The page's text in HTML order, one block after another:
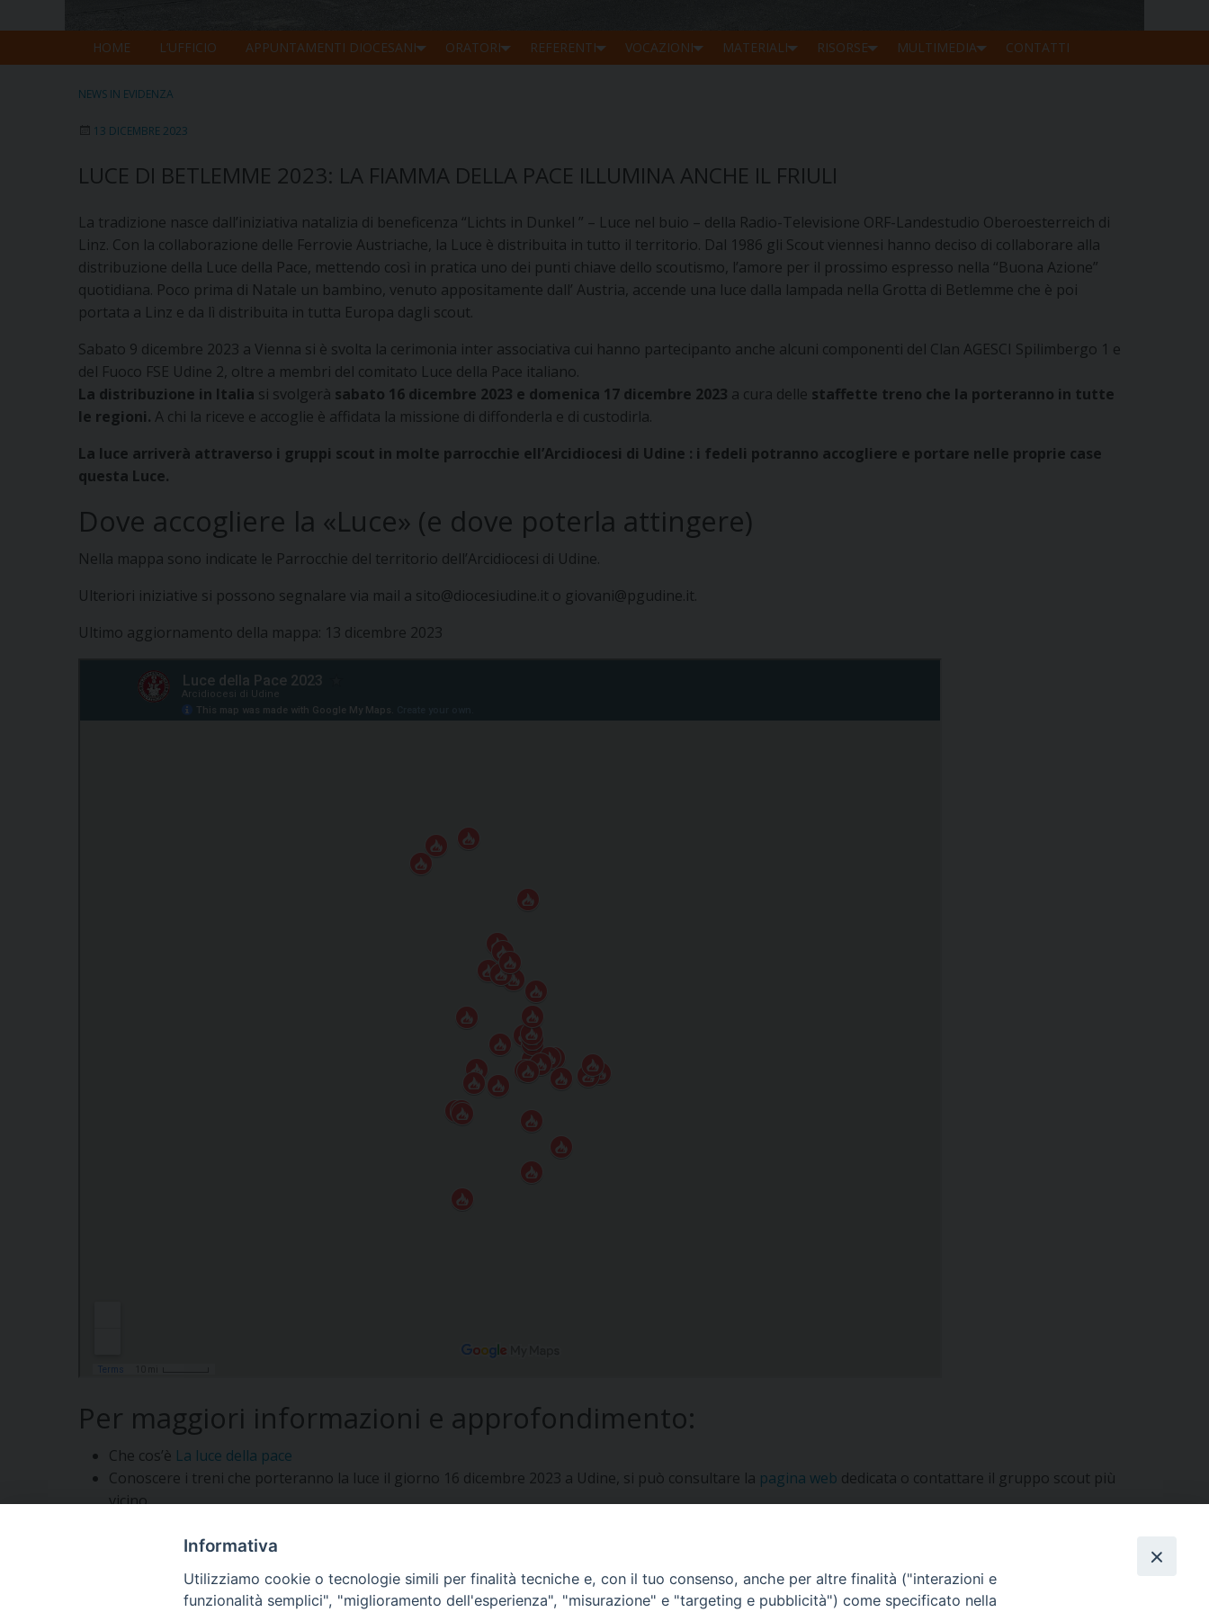
HOME L’UFFICIO APPUNTAMENTI DIOCESANI ORATORI REFERENTI VOCAZIONI MATERIALI RISORSE MULTIMEDIA CONTATTI
NEWS IN EVIDENZA
13 DICEMBRE 2023
LUCE DI BETLEMME 2023: LA FIAMMA DELLA PACE ILLUMINA ANCHE IL FRIULI
La tradizione nasce dall’iniziativa natalizia di beneficenza “Lichts in Dunkel ” – Luce nel buio – della Radio-Televisione ORF-Landestudio Oberoesterreich di
Linz. Con la collaborazione delle Ferrovie Austriache, la Luce è distribuita in tutto il territorio. Dal 1986 gli Scout viennesi hanno deciso di collaborare alla
distribuzione della Luce della Pace, mettendo così in pratica uno dei punti chiave dello scoutismo, l’amore per il prossimo espresso nella “Buona Azione”
quotidiana. Poco prima di Natale un bambino, venuto appositamente dall’ Austria, accende una luce dalla lampada nella Grotta di Betlemme che è poi
portata a Linz e da lì distribuita in tutta Europa dagli scout.
Sabato 9 dicembre 2023 a Vienna si è svolta la cerimonia inter associativa cui hanno partecipanto anche alcuni componenti del Clan AGESCI Spilimbergo 1 e
del Fuoco FSE Udine 2, oltre a membri del comitato Luce della Pace italiano.
La distribuzione in Italia si svolgerà sabato 16 dicembre 2023 e domenica 17 dicembre 2023 a cura delle staffette treno che la porteranno in tutte
le regioni. A chi la riceve e accoglie è affidata la missione di diffonderla e di custodirla.
La luce arriverà attraverso i gruppi scout in molte parrocchie ell’Arcidiocesi di Udine : i fedeli potranno accogliere e portare nelle proprie case
questa Luce.
Dove accogliere la «Luce» (e dove poterla attingere)
Nella mappa sono indicate le Parrocchie del territorio dell’Arcidiocesi di Udine.
Ulteriori iniziative si possono segnalare via mail a sito@diocesiudine.it o giovani@pgudine.it.
Ultimo aggiornamento della mappa: 13 dicembre 2023
Per maggiori informazioni e approfondimento:
Che cos’è La luce della pace
Conoscere i treni che porteranno la luce il giorno 16 dicembre 2023 a Udine, si può consultare la pagina web dedicata o contattare il gruppo scout più
vicino
Segui l'Ufficio di PG sui socialInformativa
Utilizziamo cookie o tecnologie simili per finalità tecniche e, con il tuo consenso, anche per altre finalità ("interazioni e
funzionalità semplici", "miglioramento dell'esperienza", "misurazione" e "targeting e pubblicità") come specificato nella